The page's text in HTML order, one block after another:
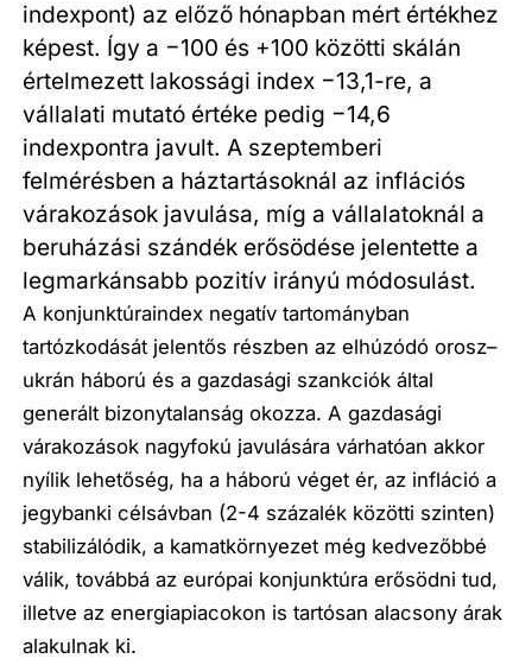
indexpont) az előző hónapban mért értékhez
képest. Így a −100 és +100 közötti skálán
értelmezett lakossági index −13,1-re, a
vállalati mutató értéke pedig −14,6
indexpontra javult. A szeptemberi
felmérésben a háztartásoknál az inflációs
várakozások javulása, míg a vállalatoknál a
beruházási szándék erősödése jelentette a
legmarkánsabb pozitív irányú módosulást.
A konjunktúraindex negatív tartományban
tartózkodását jelentős részben az elhúzódó orosz–
ukrán háború és a gazdasági szankciók által
generált bizonytalanság okozza. A gazdasági
várakozások nagyfokú javulására várhatóan akkor
nyílik lehetőség, ha a háború véget ér, az infláció a
jegybanki célsávban (2-4 százalék közötti szinten)
stabilizálódik, a kamatkörnyezet még kedvezőbbé
válik, továbbá az európai konjunktúra erősödni tud,
illetve az energiapiacokon is tartósan alacsony árak
alakulnak ki.